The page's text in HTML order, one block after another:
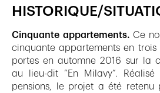
HISTORIQUE/
Cinquante appartements. Ce
cinquante appartements en trois
portes en automne 2016 sur la
au lieu-dit “En Milavy”.
pensions, le projet a été